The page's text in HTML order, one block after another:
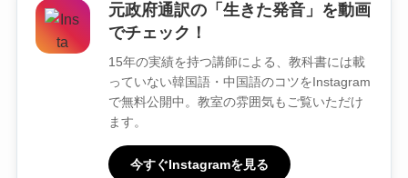
元政府通訳の「生きた発音」を動画
でチェック！
15年の実績を持つ講師による、教科書には載
っていない韓国語・中国語のコツをInstagram
で無料公開中。教室の雰囲気もご覧いただけ
ます。
今すぐInstagramを見る